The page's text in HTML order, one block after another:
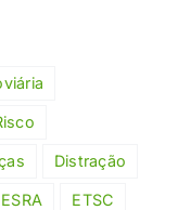
Distração
ESRA ETSC